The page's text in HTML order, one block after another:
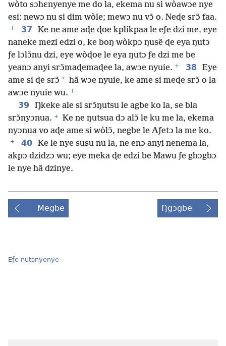
wòto sɔhɛnyenye me do la, ekema nu si wòawɔe nye
esi: newɔ nu si dim wòle; mewɔ nu vɔ̃ o. Neɖe srɔ̃ faa.
+ 37
Ke ne ame aɖe ɖoe kplikpaa le eƒe dzi me, eye
naneke mezi edzi o, ke boŋ wòkpɔ ŋusẽ ɖe eya ŋutɔ
ƒe lɔlɔ̃nu dzi, eye wòɖoe le eya ŋutɔ ƒe dzi me be
yeanɔ anyi srɔ̃maɖemaɖee la, awɔe nyuie. + 38
Eye
ame si ɖe srɔ̃ * hã wɔe nyuie, ke ame si meɖe srɔ̃ o la
awɔe nyuie wu. +
39
Ŋkeke ale si srɔ̃ŋutsu le agbe ko la, se bla
srɔ̃nyɔnua. +
Ke ne ŋutsua dɔ alɔ̃ le ku me la, ekema
nyɔnua vo aɖe ame si wòlɔ̃, negbe le Aƒetɔ la me ko.
+ 40 Ke le nye susu nu la, ne enɔ anyi nenema la,
akpɔ dzidzɔ wu; eye meka ɖe edzi be Mawu ƒe gbɔgbɔ
le nye hã dzinye.
Megbe Ŋgɔgbe
Eƒe nutɔnyenye